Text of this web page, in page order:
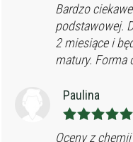
Bardzo
podstawowej.
2 miesiące i
matury. Forma
Paulina
Oceny z